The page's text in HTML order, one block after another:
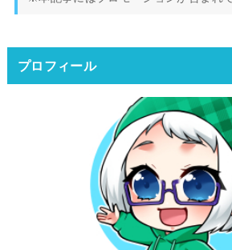
プロフィール